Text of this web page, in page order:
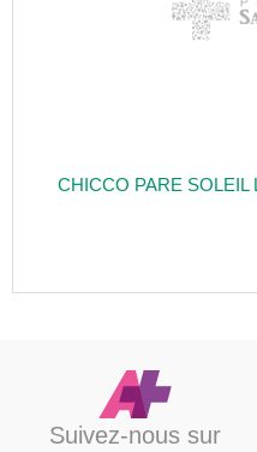
CHICCO PARE SOLEIL
Suivez-nous sur